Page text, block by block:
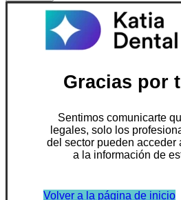
Gracias por
Sentimos comunicarte
legales, solo los
del sector pueden acceder
a la información de
Volver a la página de inicio